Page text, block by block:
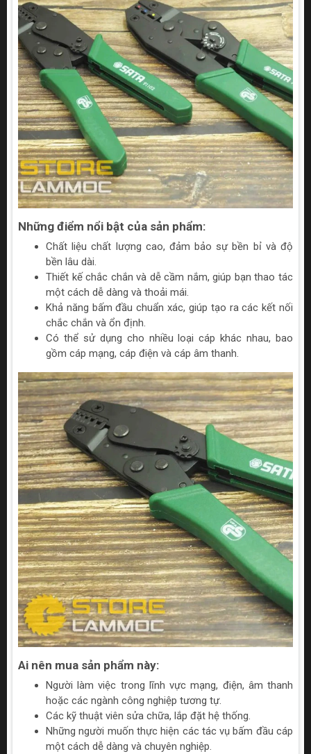
Những điểm nổi bật của sản phẩm:
Chất liệu chất lượng cao, đảm bảo sự bền bỉ và độ
bền lâu dài.
Thiết kế chắc chắn và dễ cầm nắm, giúp bạn thao tác
một cách dễ dàng và thoải mái.
Khả năng bấm đầu chuẩn xác, giúp tạo ra các kết nối
chắc chắn và ổn định.
Có thể sử dụng cho nhiều loại cáp khác nhau, bao
gồm cáp mạng, cáp điện và cáp âm thanh.
Ai nên mua sản phẩm này:
Người làm việc trong lĩnh vực mạng, điện, âm thanh
hoặc các ngành công nghiệp tương tự.
Các kỹ thuật viên sửa chữa, lắp đặt hệ thống.
Những người muốn thực hiện các tác vụ bấm đầu cáp
một cách dễ dàng và chuyên nghiệp.